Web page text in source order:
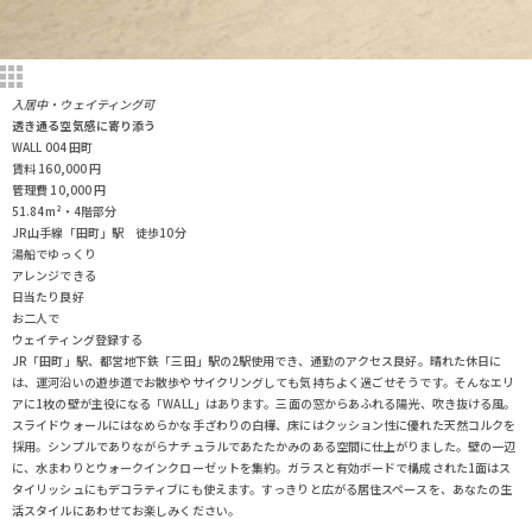
入居中・ウェイティング可
透き通る空気感に寄り添う
WALL 004 田町
賃料 160,000円
管理費 10,000円
51.84m²・4階部分
JR山手線「田町」駅 徒歩10分
湯船でゆっくり
アレンジできる
日当たり良好
お二人で
ウェイティング登録する
JR「田町」駅、都営地下鉄「三田」駅の2駅使用でき、通勤のアクセス良好。晴れた休日に
は、運河沿いの遊歩道でお散歩やサイクリングしても気持ちよく過ごせそうです。そんなエリ
アに1枚の壁が主役になる「WALL」はあります。三面の窓からあふれる陽光、吹き抜ける風。
スライドウォールにはなめらかな手ざわりの白樺、床にはクッション性に優れた天然コルクを
採用。シンプルでありながらナチュラルであたたかみのある空間に仕上がりました。壁の一辺
に、水まわりとウォークインクローゼットを集約。ガラスと有効ボードで構成された1面はス
タイリッシュにもデコラティブにも使えます。すっきりと広がる居住スペースを、あなたの生
活スタイルにあわせてお楽しみください。